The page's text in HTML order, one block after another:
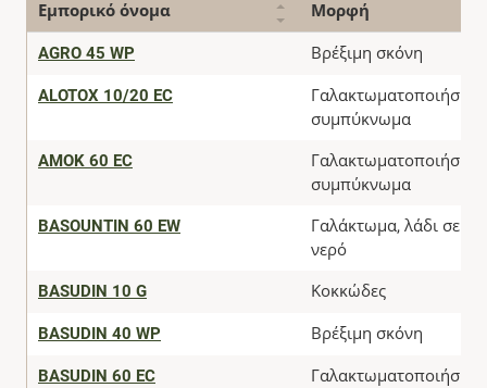
Εμπορικό όνομα Μορφή
AGRO 45 WP Βρέξιμη σκόνη
ALOTOX 10/20 EC
Γαλακτωματοποιήσιμο
συμπύκνωμα
AMOK 60 EC
Γαλακτωματοποιήσιμο
συμπύκνωμα
BASOUNTIN 60 EW
Γαλάκτωμα, λάδι σε
νερό
BASUDIN 10 G Κοκκώδες
BASUDIN 40 WP Βρέξιμη σκόνη
BASUDIN 60 EC
Γαλακτωματοποιήσιμο